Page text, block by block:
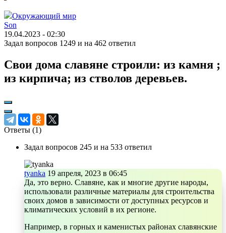
Окружающий мир
Son
19.04.2023 - 02:30
Задал вопросов 1249 и на 462 ответил
Свои дома славяне строили: из камня ;
из кирпича; из стволов деревьев.
Ответы (1)
Задал вопросов 245 и на 533 ответил
tyanka 19 апреля, 2023 в 06:45
Да, это верно. Славяне, как и многие другие народы,
использовали различные материалы для строительства
своих домов в зависимости от доступных ресурсов и
климатических условий в их регионе.
Например, в горных и каменистых районах славянские